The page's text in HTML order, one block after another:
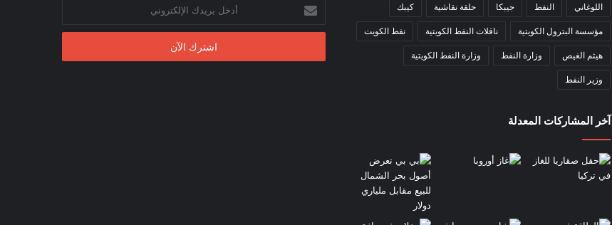
اللوغاني النفط جيبكا حلقة نقاشية كيبك
مؤسسة البترول الكويتية ناقلات النفط الكويتية نفط الكويت
هيثم الغيص وزارة النفط وزارة النفط الكويتية
وزير النفط
آخر المشاركات المعدلة
بريدك
الإلكتروني